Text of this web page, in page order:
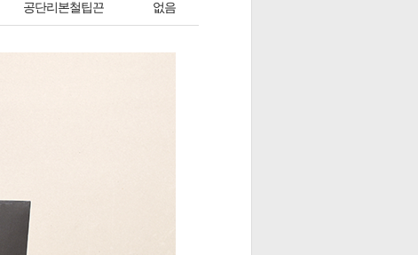
공단리본철팁끈 없음